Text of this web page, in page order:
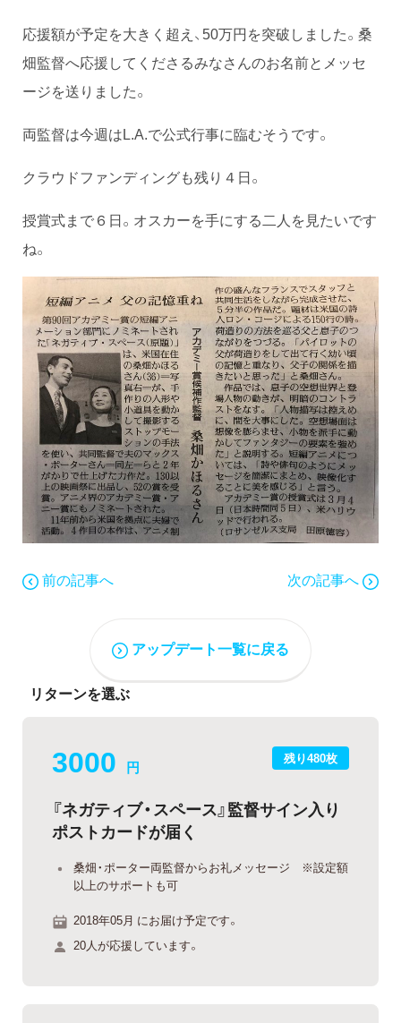
応援額が予定を大きく超え、50万円を突破しました。桑
畑監督へ応援してくださるみなさんのお名前とメッセ
ージを送りました。
両監督は今週はL.A.で公式行事に臨むそうです。
クラウドファンディングも残り４日。
授賞式まで６日。オスカーを手にする二人を見たいです
ね。
前の記事へ 次の記事へ
アップデート一覧に戻る
リターンを選ぶ
残り480枚
3000 円
『ネガティブ・スペース』監督サイン入り
ポストカードが届く
桑畑・ポーター両監督からお礼メッセージ ※設定額
以上のサポートも可
2018年05月 にお届け予定です。
20人が応援しています。